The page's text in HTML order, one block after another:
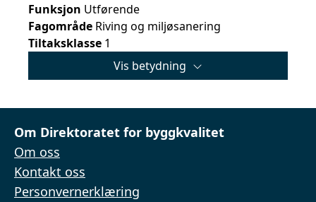
Funksjon Utførende
Fagområde Riving og miljøsanering
Tiltaksklasse 1
Vis betydning
Om Direktoratet for byggkvalitet
Om oss
Kontakt oss
Personvernerklæring